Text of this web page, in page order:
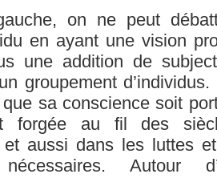
on ne peut
en ayant une vision
une addition de
groupement
sa conscience soit
forgée au fil des
et aussi dans les luttes
nécessaires. Autour